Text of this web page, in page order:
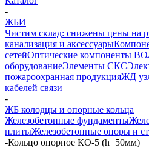
-
ЖБИ
Чистим склад: снижены цены на
канализация и аксессуары
сетейОптические компоненты
оборудованиеЭлементы СКС
пожароохранная продукцияЖД
кабелей связи
-
ЖБ колодцы и опорные кольца
Железобетонные фундаменты
плитыЖелезобетонные опоры и
-Кольцо опорное КО-5 (h=50мм)